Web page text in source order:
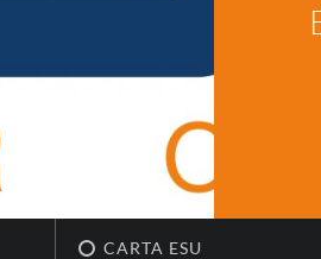
CARTA ESU